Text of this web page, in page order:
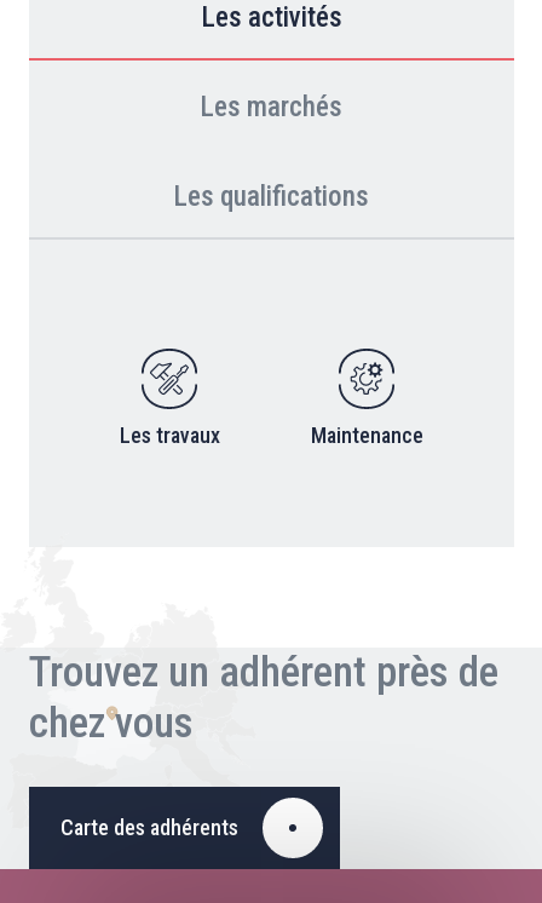
Les activités
Les marchés
Les qualifications
Les travaux Maintenance
Trouvez un adhérent près de
chez vous
Carte des adhérents